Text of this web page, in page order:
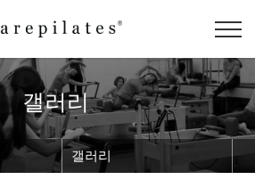
갤러리
갤러리